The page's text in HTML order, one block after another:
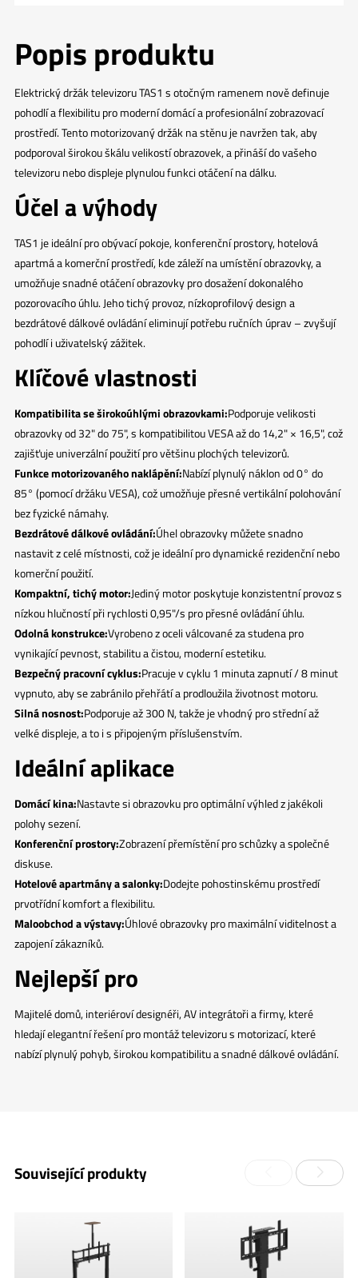
Popis produktu
Elektrický držák televizoru TAS1 s otočným ramenem nově definuje
pohodlí a flexibilitu pro moderní domácí a profesionální zobrazovací
prostředí. Tento motorizovaný držák na stěnu je navržen tak, aby
podporoval širokou škálu velikostí obrazovek, a přináší do vašeho
televizoru nebo displeje plynulou funkci otáčení na dálku.
Účel a výhody
TAS1 je ideální pro obývací pokoje, konferenční prostory, hotelová
apartmá a komerční prostředí, kde záleží na umístění obrazovky, a
umožňuje snadné otáčení obrazovky pro dosažení dokonalého
pozorovacího úhlu. Jeho tichý provoz, nízkoprofilový design a
bezdrátové dálkové ovládání eliminují potřebu ručních úprav – zvyšují
pohodlí i uživatelský zážitek.
Klíčové vlastnosti
Kompatibilita se širokoúhlými obrazovkami:Podporuje velikosti
obrazovky od 32" do 75", s kompatibilitou VESA až do 14,2" × 16,5", což
zajišťuje univerzální použití pro většinu plochých televizorů.
Funkce motorizovaného naklápění:Nabízí plynulý náklon od 0° do
85° (pomocí držáku VESA), což umožňuje přesné vertikální polohování
bez fyzické námahy.
Bezdrátové dálkové ovládání:Úhel obrazovky můžete snadno
nastavit z celé místnosti, což je ideální pro dynamické rezidenční nebo
komerční použití.
Kompaktní, tichý motor:Jediný motor poskytuje konzistentní provoz s
nízkou hlučností při rychlosti 0,95"/s pro přesné ovládání úhlu.
Odolná konstrukce:Vyrobeno z oceli válcované za studena pro
vynikající pevnost, stabilitu a čistou, moderní estetiku.
Bezpečný pracovní cyklus:Pracuje v cyklu 1 minuta zapnutí / 8 minut
vypnuto, aby se zabránilo přehřátí a prodloužila životnost motoru.
Silná nosnost:Podporuje až 300 N, takže je vhodný pro střední až
velké displeje, a to i s připojeným příslušenstvím.
Ideální aplikace
Domácí kina:Nastavte si obrazovku pro optimální výhled z jakékoli
polohy sezení.
Konferenční prostory:Zobrazení přemístění pro schůzky a společné
diskuse.
Hotelové apartmány a salonky:Dodejte pohostinskému prostředí
prvotřídní komfort a flexibilitu.
Maloobchod a výstavy:Úhlové obrazovky pro maximální viditelnost a
zapojení zákazníků.
Nejlepší pro
Majitelé domů, interiéroví designéři, AV integrátoři a firmy, které
hledají elegantní řešení pro montáž televizoru s motorizací, které
nabízí plynulý pohyb, širokou kompatibilitu a snadné dálkové ovládání.
Související produkty